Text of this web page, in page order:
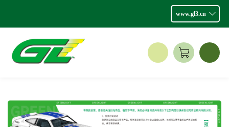
www.gl3.cn